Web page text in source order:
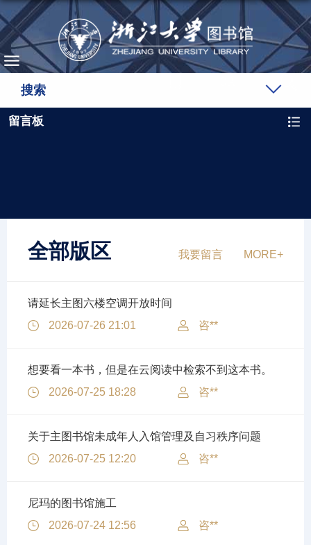
搜索
留言板
全部版区 我要留言
请延长主图六楼空调开放时间
2026-07-26 21:01
咨**
想要看一本书，但是在云阅读中检索不到这本书。
2026-07-25 18:28
咨**
关于主图书馆未成年人入馆管理及自习秩序问题
2026-07-25 12:20
咨**
尼玛的图书馆施工
2026-07-24 12:56
咨**